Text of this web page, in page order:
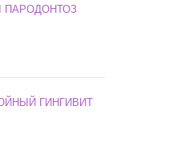
ПАРОДОНТОЗ
ГИНГИВИТ